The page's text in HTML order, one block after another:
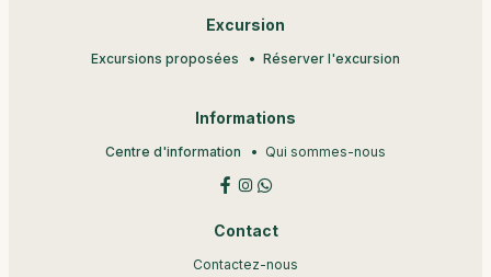
Excursion
Excursions proposées Réserver l'excursion
Informations
Centre d'information Qui sommes-nous
Contact
Contactez-nous